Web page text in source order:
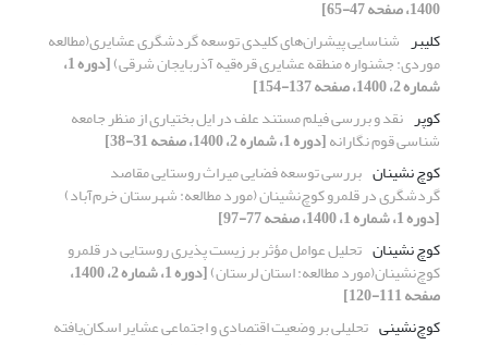
1400، صفحه 47-65]
کلیبر شناسایی پیشران‌های کلیدی توسعه گردشگری عشایری(مطالعه
موردی: جشنواره منطقه عشایری قره‌قیه آذربایجان شرقی) [دوره 1،
شماره 2، 1400، صفحه 137-154]
کوپر نقد و بررسی فیلم مستند علف در ایل بختیاری از منظر جامعه
شناسی قوم نگارانه[دوره 1، شماره 2، 1400، صفحه 31-38]
کوچ نشینان بررسی توسعه فضایی میراث روستایی مقاصد
گردشگری در قلمرو کوچ‌نشینان (مورد مطالعه: شهرستان خرم‌آباد)
[دوره 1، شماره 1، 1400، صفحه 77-97]
کوچ نشینان تحلیل عوامل مؤثر بر زیست پذیری روستایی در قلمرو
کوچ‌نشینان(مورد مطالعه: استان لرستان) [دوره 1، شماره 2، 1400،
صفحه 111-120]
کوچ‌نشینی تحلیلی بر وضعیت اقتصادی و اجتماعی عشایر اسکان‌یافته